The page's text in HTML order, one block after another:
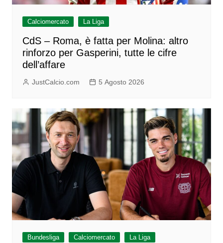
Calciomercato La Liga
CdS – Roma, è fatta per Molina: altro
rinforzo per Gasperini, tutte le cifre
dell’affare
JustCalcio.com 5 Agosto 2026
Bundesliga Calciomercato La Liga